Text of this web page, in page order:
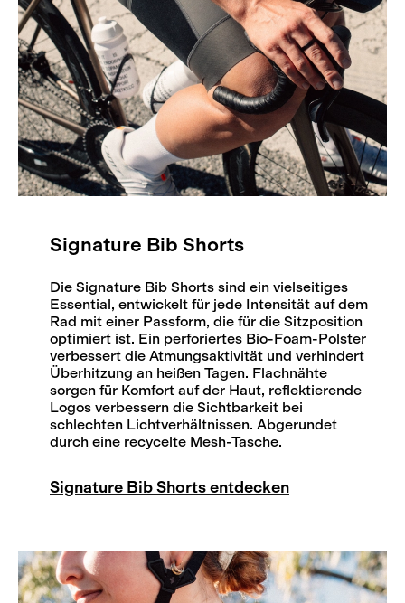
Signature Bib Shorts
Die Signature Bib Shorts sind ein vielseitiges
Essential, entwickelt für jede Intensität auf dem
Rad mit einer Passform, die für die Sitzposition
optimiert ist. Ein perforiertes Bio-Foam-Polster
verbessert die Atmungsaktivität und verhindert
Überhitzung an heißen Tagen. Flachnähte
sorgen für Komfort auf der Haut, reflektierende
Logos verbessern die Sichtbarkeit bei
schlechten Lichtverhältnissen. Abgerundet
durch eine recycelte Mesh-Tasche.
Signature Bib Shorts entdecken